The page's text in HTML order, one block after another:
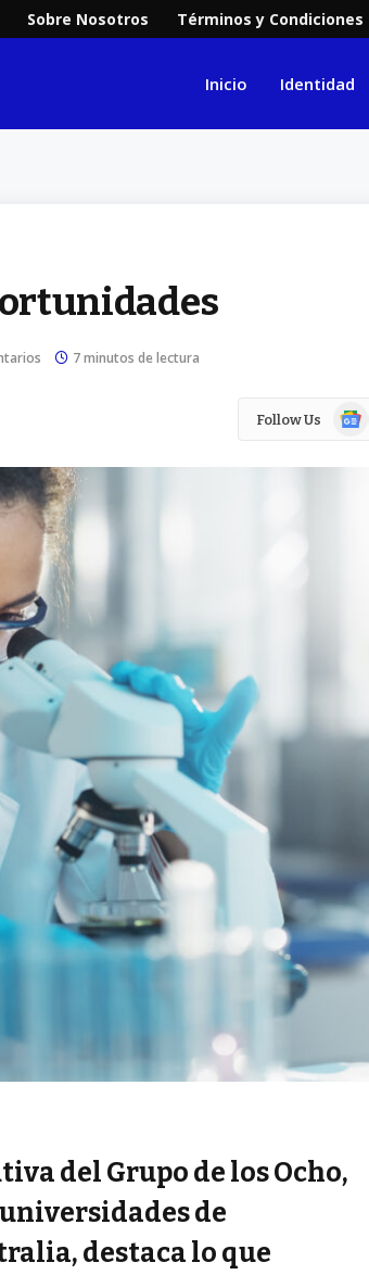
Sobre Nosotros Términos y Condiciones
Inicio Identidad
7 minutos de lectura
Follow Us
del Grupo de los Ocho,
de
destaca lo que